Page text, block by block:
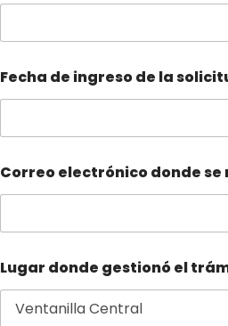
Fecha de ingreso de la
Correo electrónico donde
Lugar donde gestionó el